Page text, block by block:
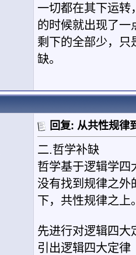
一切都在其下运转
的时候就出现了一
剩下的全部少，只
缺。
回复: 从共性规律
二.哲学补缺
哲学基于逻辑学四
没有找到规律之外
下，共性规律之上
先进行对逻辑四大
引出逻辑四大定律